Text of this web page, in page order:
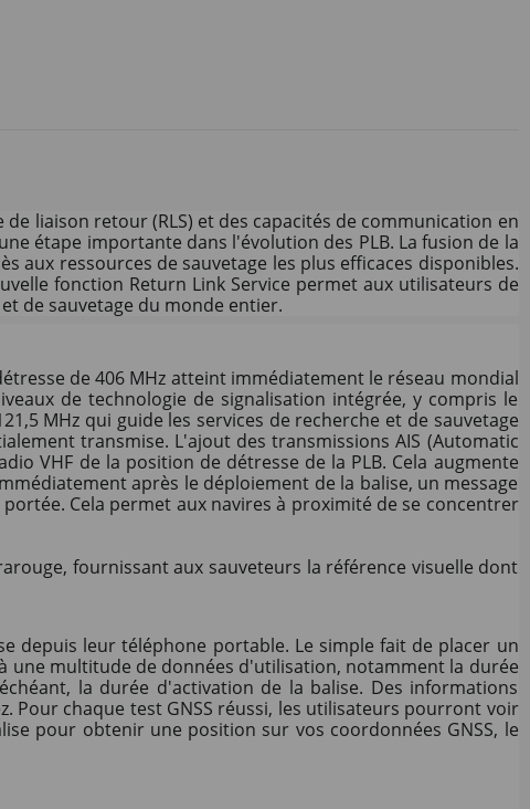
liaison retour (RLS) et des capacités de communication en
étape importante dans l'évolution des PLB. La fusion de la
aux ressources de sauvetage les plus efficaces disponibles.
fonction Return Link Service permet aux utilisateurs de
de sauvetage du monde entier.
de 406 MHz atteint immédiatement le réseau mondial
de technologie de signalisation intégrée, y compris le
MHz qui guide les services de recherche et de sauvetage
transmise. L'ajout des transmissions AIS (Automatic
VHF de la position de détresse de la PLB. Cela augmente
après le déploiement de la balise, un message
Cela permet aux navires à proximité de se concentrer
fournissant aux sauveteurs la référence visuelle dont
depuis leur téléphone portable. Le simple fait de placer un
une multitude de données d'utilisation, notamment la durée
la durée d'activation de la balise. Des informations
Pour chaque test GNSS réussi, les utilisateurs pourront voir
pour obtenir une position sur vos coordonnées GNSS, le